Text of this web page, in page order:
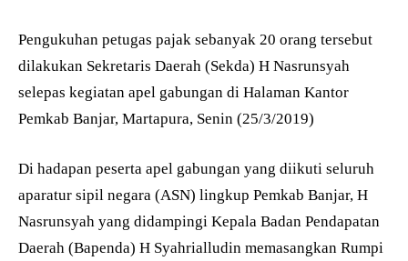
Pengukuhan petugas pajak sebanyak 20 orang tersebut
dilakukan Sekretaris Daerah (Sekda) H Nasrunsyah
selepas kegiatan apel gabungan di Halaman Kantor
Pemkab Banjar, Martapura, Senin (25/3/2019)
Di hadapan peserta apel gabungan yang diikuti seluruh
aparatur sipil negara (ASN) lingkup Pemkab Banjar, H
Nasrunsyah yang didampingi Kepala Badan Pendapatan
Daerah (Bapenda) H Syahrialludin memasangkan Rumpi